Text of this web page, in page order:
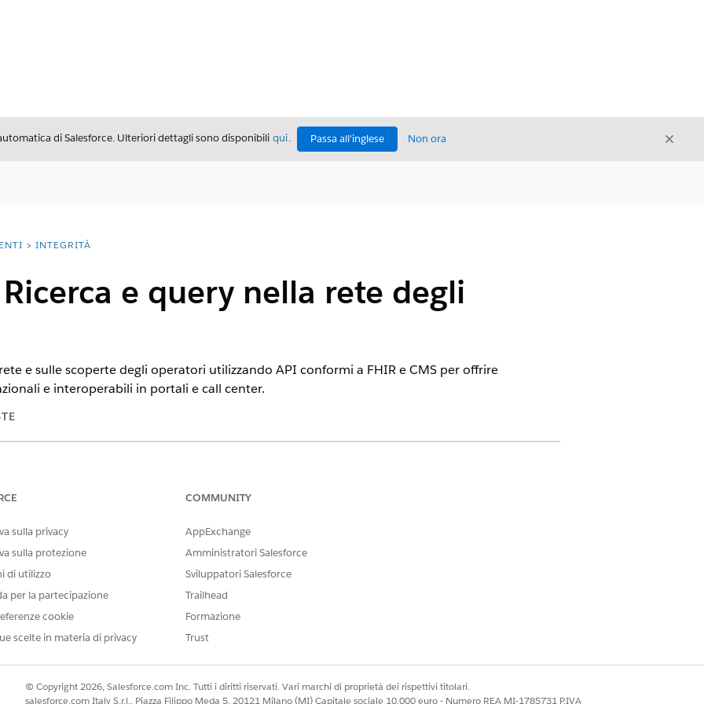
di Salesforce. Ulteriori dettagli sono disponibili qui. Passa all'inglese Non ora Chiudi
INTEGRITÀ
e query nella rete degli
e sulle scoperte degli operatori utilizzando API conformi a FHIR e CMS per offrire
e interoperabili in portali e call center.
ProviderNetwkSrchAndQry
possono prendere nuove rate il 25 giugno 2026."
rete e sta prendendo nuovi appuntamenti?"
sulla privacy
sulla protezione
di utilizzo
per la partecipazione
cookie
scelte in materia di privacy
COMMUNITY
AppExchange
Amministratori Salesforce
Sviluppatori Salesforce
Trailhead
Formazione
Trust
© Copyright 2026, Salesforce.com Inc. Tutti i diritti riservati. Vari marchi di proprietà dei rispettivi titolari.
salesforce.com Italy S.r.l., Piazza Filippo Meda 5, 20121 Milano (MI) Capitale sociale 10.000 euro - Numero REA MI-1785731 P.IVA